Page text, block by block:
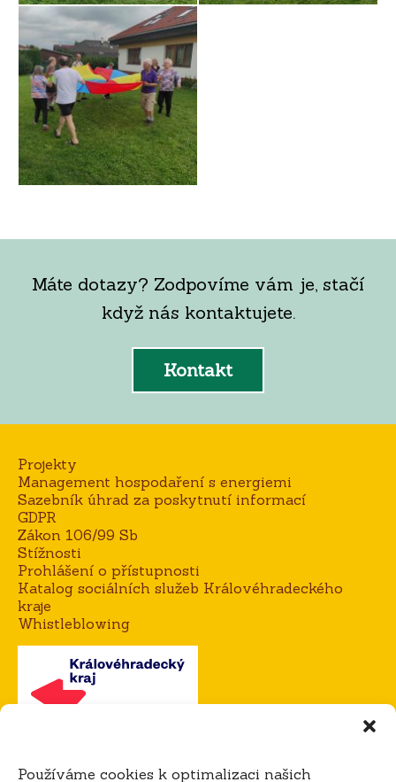
Používáme cookies k optimalizaci našich
Máte dotazy? Zodpovíme vám je, stačí
když nás kontaktujete.
Kontakt
Projekty
Management hospodaření s energiemi
Sazebník úhrad za poskytnutí informací
GDPR
Zákon 106/99 Sb
Stížnosti
Prohlášení o přístupnosti
Katalog sociálních služeb Královéhradeckého
kraje
Whistleblowing